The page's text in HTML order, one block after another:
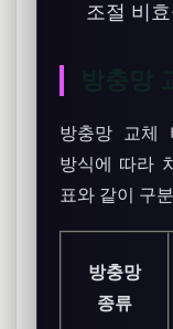
조절 비
방충망 교체
방식에 따라
표와 같이 구
방충망
종류